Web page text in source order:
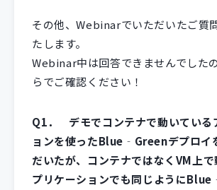
その他、Webinarでいただいたご質
たします。
Webinar中は回答できませんでした
らでご確認ください！
Q1． デモでコンテナで動いている
ョンを使ったBlue‐Greenデプロイ
だいたが、コンテナではなくVM上
プリケーションでも同じように